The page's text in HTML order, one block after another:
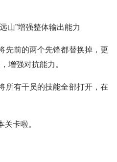
山”增强整体输出能力
先前的两个先锋都替换掉，更
增强对抗能力。
所有干员的技能全部打开，在
卡啦。